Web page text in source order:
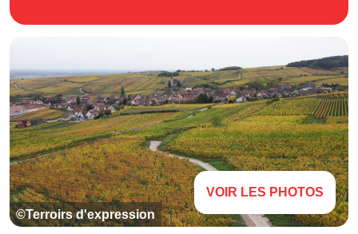
©Terroirs d'expression
VOIR LES PHOTOS